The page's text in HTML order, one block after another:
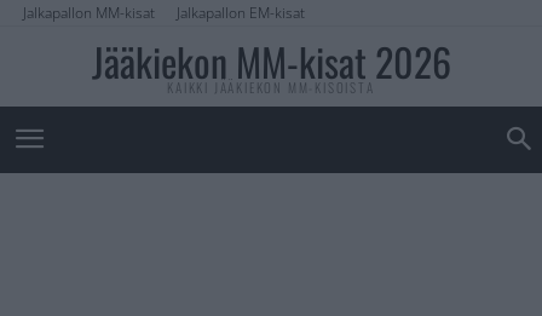
Jalkapallon MM-kisat Jalkapallon EM-kisat
Jääkiekon MM-kisat 2026
KAIKKI JÄÄKIEKON MM-KISOISTA